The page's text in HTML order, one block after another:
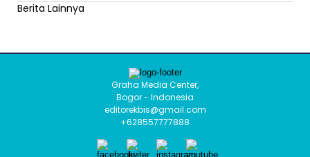
Berita Lainnya
Graha Media Center,
Bogor - Indonesia
editorekbis@gmail.com
+628557777888